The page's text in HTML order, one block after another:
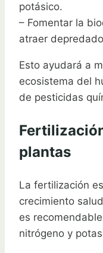
potásico.
– Fomentar la
atraer
Esto ayudará a
ecosistema del
de pesticidas
plantas
La fertilización
crecimiento
es
nitrógeno y